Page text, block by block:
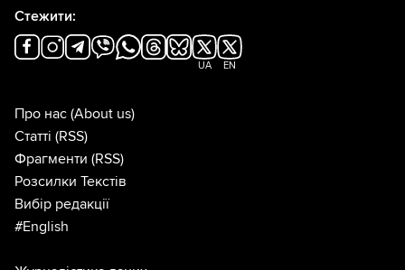
Стежити:
UA EN
Про нас (About us)
Статті (RSS)
Фрагменти (RSS)
Розсилки Текстів
Вибір редакції
#English